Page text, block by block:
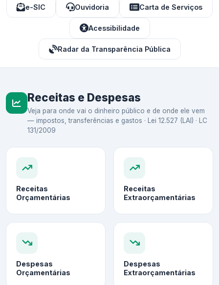
e-SIC Ouvidoria Carta de Serviços
Acessibilidade
Radar da Transparência Pública
Receitas e Despesas
Veja para onde vai o dinheiro público e de onde ele vem
— impostos, transferências e gastos · Lei 12.527 (LAI) · LC
131/2009
Receitas
Orçamentárias
Receitas
Extraorçamentárias
Despesas
Orçamentárias
Despesas
Extraorçamentárias